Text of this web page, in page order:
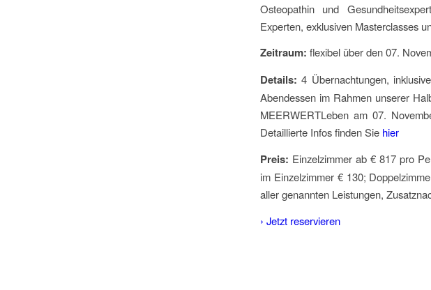
Osteopathin und
Experten, exklusiven Masterclasses
Zeitraum: flexibel über den 07.
Details:4 Übernachtungen,
Abendessen im Rahmen unserer
MEERWERTLeben am 07.
Detaillierte Infos finden Sie hier
Preis: Einzelzimmer ab € 817 pro
im Einzelzimmer € 130;
aller genannten Leistungen,
› Jetzt reservieren